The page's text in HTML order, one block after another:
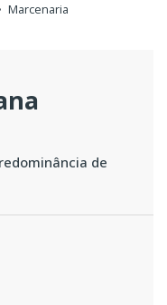
Marcenaria
de